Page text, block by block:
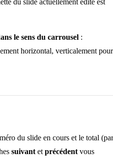
le sens du carrousel :
horizontal, verticalement pour
du slide en cours et le total (par
suivant et précédent vous